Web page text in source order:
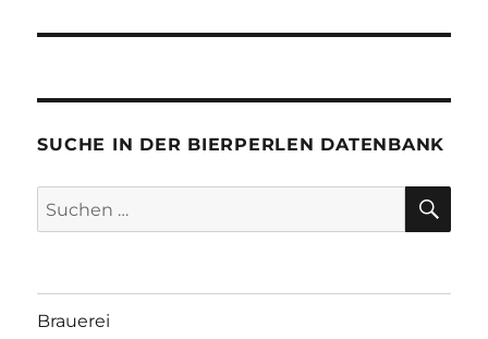
SUCHE IN DER BIERPERLEN DATENBANK
Suchen
nach:
Brauerei